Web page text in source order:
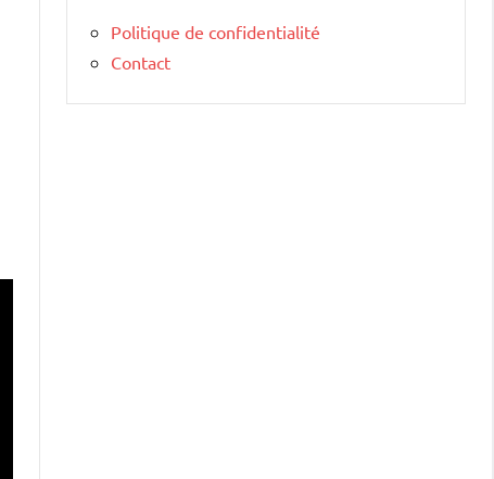
Politique de confidentialité
Contact